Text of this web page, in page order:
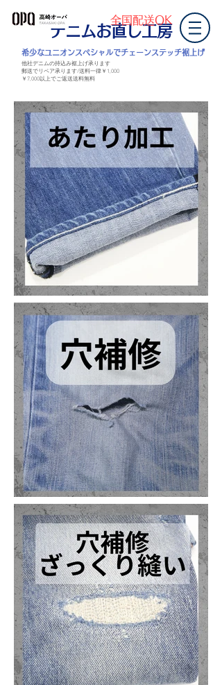
デニムお直し工房
​希少なユニオンスペシャルでチェーンステッチ裾上げ
全国配送OK
他社デニムの持込み裾上げ承ります
郵送でリペア承ります/送料一律￥1,000
￥7,000以上でご返送送料無料